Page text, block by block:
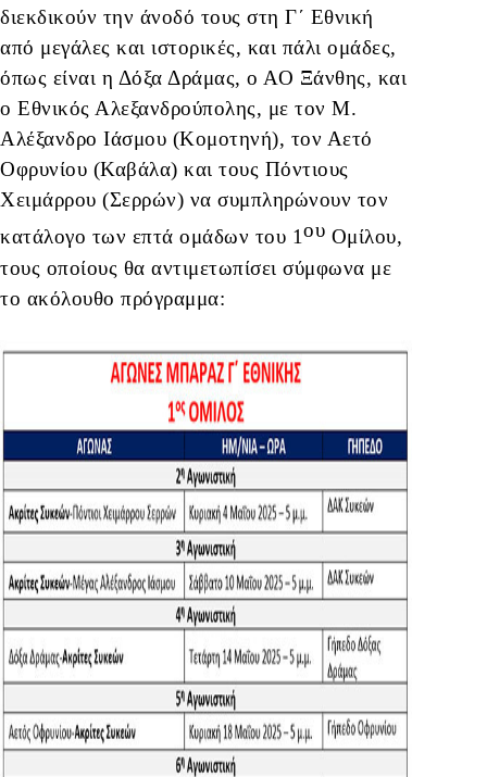
διεκδικούν την άνοδό τους στη Γ΄ Εθνική
από μεγάλες και ιστορικές, και πάλι ομάδες,
όπως είναι η Δόξα Δράμας, ο ΑΟ Ξάνθης, και
ο Εθνικός Αλεξανδρούπολης, με τον Μ.
Αλέξανδρο Ιάσμου (Κομοτηνή), τον Αετό
Οφρυνίου (Καβάλα) και τους Πόντιους
Χειμάρρου (Σερρών) να συμπληρώνουν τον
κατάλογο των επτά ομάδων του 1ου Ομίλου,
τους οποίους θα αντιμετωπίσει σύμφωνα με
το ακόλουθο πρόγραμμα: